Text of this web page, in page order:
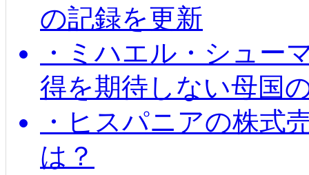
の記録を更新
・ミハエル・シュー
得を期待しない母国
・ヒスパニアの株式
は？